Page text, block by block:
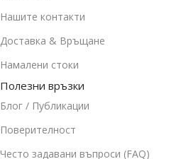
Нашите контакти
Доставка & Връщане
Намалени стоки
Полезни връзки
Блог / Публикации
Поверителност
Често задавани въпроси (FAQ)